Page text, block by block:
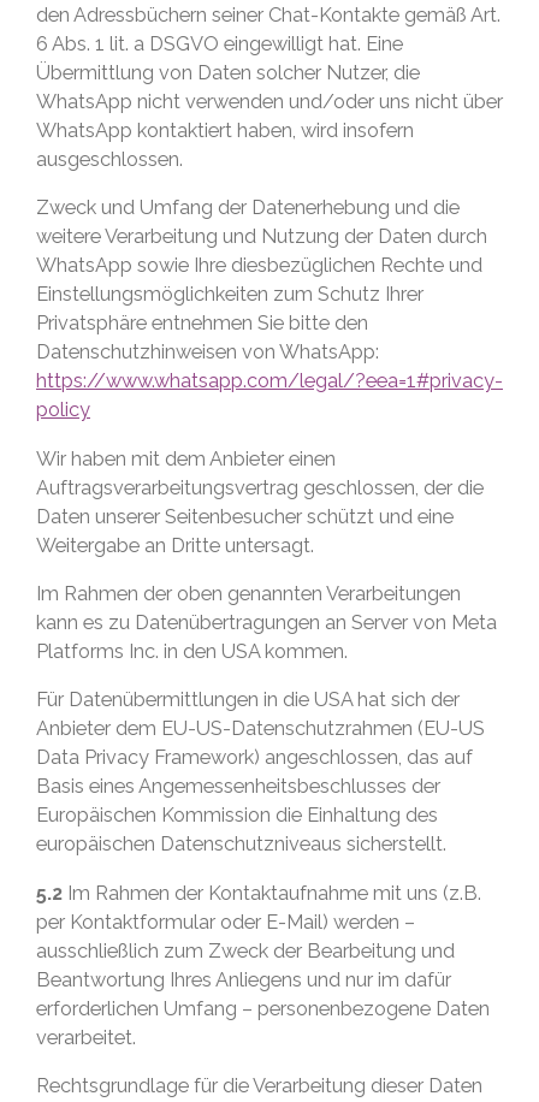
den Adressbüchern seiner Chat-Kontakte gemäß Art.
6 Abs. 1 lit. a DSGVO eingewilligt hat. Eine
Übermittlung von Daten solcher Nutzer, die
WhatsApp nicht verwenden und/oder uns nicht über
WhatsApp kontaktiert haben, wird insofern
ausgeschlossen.
Zweck und Umfang der Datenerhebung und die
weitere Verarbeitung und Nutzung der Daten durch
WhatsApp sowie Ihre diesbezüglichen Rechte und
Einstellungsmöglichkeiten zum Schutz Ihrer
Privatsphäre entnehmen Sie bitte den
Datenschutzhinweisen von WhatsApp:
https://www.whatsapp.com/legal/?eea=1#privacy-
policy
Wir haben mit dem Anbieter einen
Auftragsverarbeitungsvertrag geschlossen, der die
Daten unserer Seitenbesucher schützt und eine
Weitergabe an Dritte untersagt.
Im Rahmen der oben genannten Verarbeitungen
kann es zu Datenübertragungen an Server von Meta
Platforms Inc. in den USA kommen.
Für Datenübermittlungen in die USA hat sich der
Anbieter dem EU-US-Datenschutzrahmen (EU-US
Data Privacy Framework) angeschlossen, das auf
Basis eines Angemessenheitsbeschlusses der
Europäischen Kommission die Einhaltung des
europäischen Datenschutzniveaus sicherstellt.
5.2 Im Rahmen der Kontaktaufnahme mit uns (z.B.
per Kontaktformular oder E-Mail) werden –
ausschließlich zum Zweck der Bearbeitung und
Beantwortung Ihres Anliegens und nur im dafür
erforderlichen Umfang – personenbezogene Daten
verarbeitet.
Rechtsgrundlage für die Verarbeitung dieser Daten